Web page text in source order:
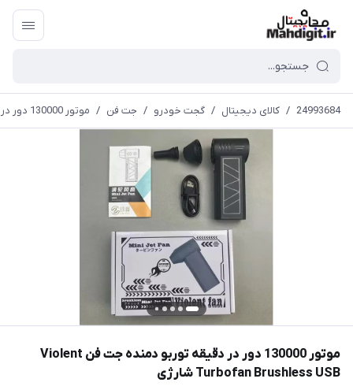
24993684
/ کالای دیجیتال / گجت خودرو / جت فن / موتور 130000 دور در دقیقه توربو دمنده جت فن Violent Turbofan Brushless USB شارژی
موتور 130000 دور در دقیقه توربو دمنده جت فن Violent
Turbofan Brushless USB شارژی